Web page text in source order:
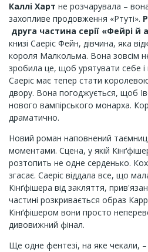
Каллі Харт не розчарувала –
захопливе продовження «Ртуті».
друга частина серії «Фейрі й
книзі Саеріс Фейн, дівчина, яка
короля Малкольма. Вона зовсім
зробила це, щоб урятувати себе
Саеріс має тепер стати
двору. Вона погоджується, щоб
нового вампірського монарха.
драматично.
Новий роман наповнений
моментами. Сцена, у якій
розтопить не одне серденько.
згасає. Саеріс віддала все, що
Кінґфішера від закляття,
частині розкривається образ
Кінґфішером вони просто
дивовижний фінал.
Ще одне фентезі, на яке чекали,